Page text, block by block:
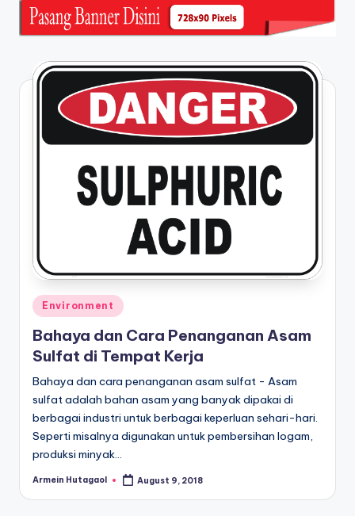
Posted
in
Environment
Bahaya dan Cara Penanganan Asam
Sulfat di Tempat Kerja
Bahaya dan cara penanganan asam sulfat - Asam
sulfat adalah bahan asam yang banyak dipakai di
berbagai industri untuk berbagai keperluan sehari-hari.
Seperti misalnya digunakan untuk pembersihan logam,
produksi minyak…
Posted
Armein Hutagaol August 9, 2018